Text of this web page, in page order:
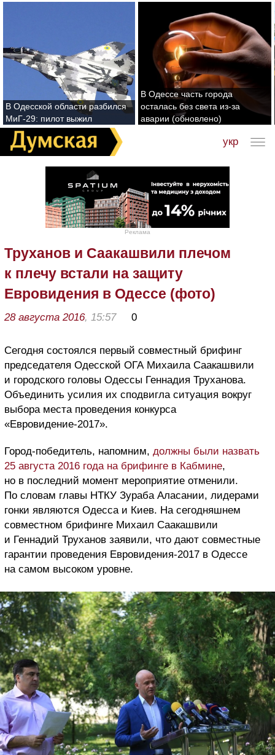
В Одесской области разбился
МиГ-29: пилот выжил
В Одессе часть города
осталась без света из-за
аварии (обновлено)
укр
Реклама
Труханов и Саакашвили плечом
к плечу встали на защиту
Евровидения в Одессе (фото)
28 августа 2016, 15:57 0
Сегодня состоялся первый совместный брифинг
председателя Одесской ОГА Михаила Саакашвили
и городского головы Одессы Геннадия Труханова.
Объединить усилия их сподвигла ситуация вокруг
выбора места проведения конкурса
«Евровидение-2017».
Город-победитель, напомним, должны были назвать
25 августа 2016 года на брифинге в Кабмине,
но в последний момент мероприятие отменили.
По словам главы НТКУ Зураба Аласании, лидерами
гонки являются Одесса и Киев. На сегодняшнем
совместном брифинге Михаил Саакашвили
и Геннадий Труханов заявили, что дают совместные
гарантии проведения Евровидения-2017 в Одессе
на самом высоком уровне.